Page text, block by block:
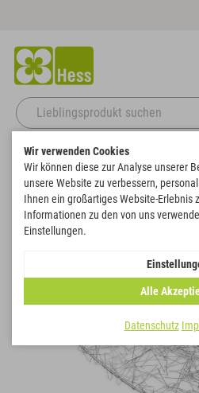
Startseite Sale Drahtherz zum
SALE
Wir verwenden Cookies
Wir können diese zur Analyse unserer
unsere Website zu verbessern,
Ihnen ein großartiges Website-Erlebnis
Informationen zu den von uns
Einstellungen.
Alle
Datenschutz